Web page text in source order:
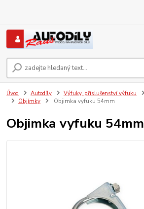
Úvod Autodíly Výfuky, příslušenství výfuku
Objímky
Objimka vyfuku 54mm
Objimka vyfuku 54mm